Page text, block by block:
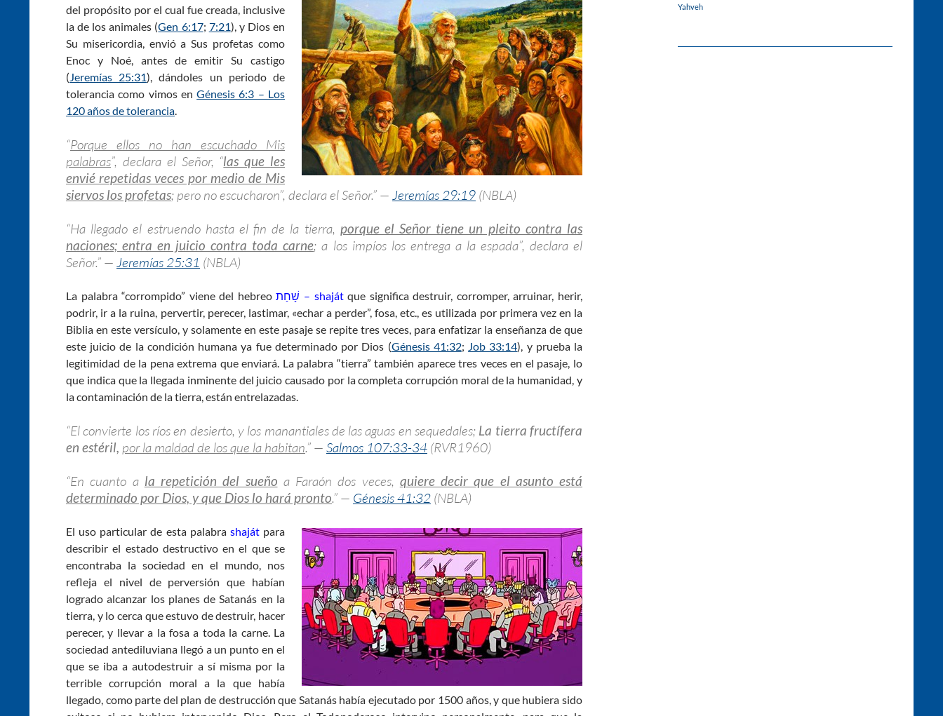
del propósito por el cual fue creada, inclusive
la de los animales (Gen 6:17; 7:21), y Dios en
Su misericordia, envió a Sus profetas como
Enoc y Noé, antes de emitir Su castigo
( Jeremías 25:31), dándoles un periodo de
tolerancia como vimos enGénesis 6:3 – Los
120 años de tolerancia
“Porque ellos no han escuchado Mis
palabras”, declara el Señor, “las que les
envié repetidas veces por medio de Mis
siervos los profetas; pero no escucharon”, declara el Señor.” — Jeremías 29:19 (NBLA)
“Ha llegado el estruendo hasta el fin de la tierra, porque el Señor tiene un pleito contra las
naciones; entra en juicio contra toda carne; a los impíos los entrega a la espada”, declara el
Señor.” — Jeremías 25:31 (NBLA)
La palabra “corrompido” viene del hebreo שָׁחַת – shajátque significa destruir, corromper, arruinar, herir,
podrir, ir a la ruina, pervertir, perecer, lastimar, «echar a perder”, fosa, etc., es utilizada por primera vez en la
Biblia en este versículo, y solamente en este pasaje se repite tres veces, para enfatizar la enseñanza de que
este juicio de la condición humana ya fue determinado por Dios (Génesis 41:32; Job 33:14), y prueba la
legitimidad de la pena extrema que enviará. La palabra “tierra” también aparece tres veces en el pasaje, lo
que indica que la llegada inminente del juicio causado por la completa corrupción moral de la humanidad, y
la contaminación de la tierra, están entrelazadas.
“El convierte los ríos en desierto, y los manantiales de las aguas en sequedales; La tierra fructífera
en estéril, por la maldad de los que la habitan.” — Salmos 107:33-34 (RVR1960)
“En cuanto a la repetición del sueño a Faraón dos veces, quiere decir que el asunto está
determinado por Dios, y que Dios lo hará pronto.” — Génesis 41:32 (NBLA)
El uso particular de esta palabra shaját para
describir el estado destructivo en el que se
encontraba la sociedad en el mundo, nos
refleja el nivel de perversión que habían
logrado alcanzar los planes de Satanás en la
tierra, y lo cerca que estuvo de destruir, hacer
perecer, y llevar a la fosa a toda la carne. La
sociedad antediluviana llegó a un punto en el
que se iba a autodestruir a sí misma por la
terrible corrupción moral a la que había
llegado, como parte del plan de destrucción que Satanás había ejecutado por 1500 años, y que hubiera sido
Yahveh